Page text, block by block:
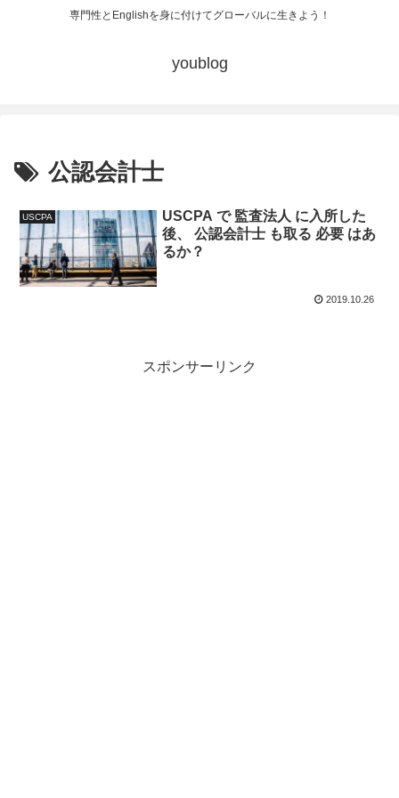
専門性とEnglishを身に付けてグローバルに生きよう！
youblog
公認会計士
USCPA
USCPA で 監査法人 に入所した
後、 公認会計士 も取る 必要 はあ
るか？
2019.10.26
スポンサーリンク